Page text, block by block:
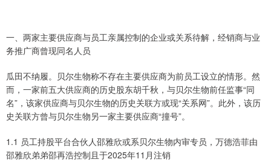
一、两家主要供应商与员工亲属控制的企业或关系待解，经销商与业
务推广商曾现同名人员
瓜田不纳履。贝尔生物称不存在主要供应商为前员工设立的情形。然
而，一家前五大供应商的历史股东胡千秋，与贝尔生物前任监事“同
名”，该家供应商与贝尔生物的历史关联方或现“关系网”。此外，该历
史关联方曾与贝尔生物另一家主要供应商“撞号”。
1.1 员工持股平台合伙人邵雅欣或系贝尔生物内审专员，万德浩菲由
邵雅欣弟弟邵再浩控制且于2025年11月注销